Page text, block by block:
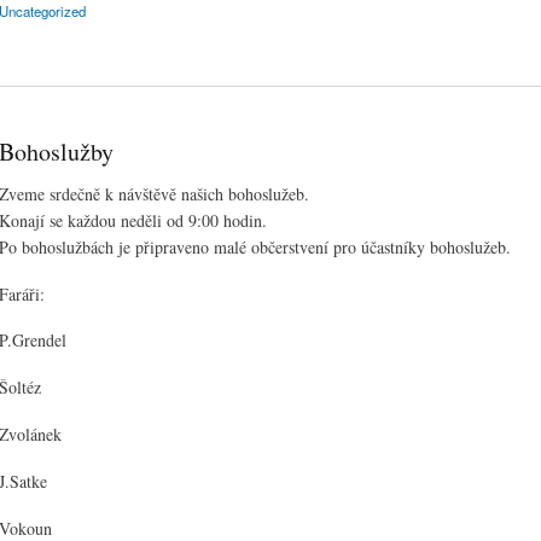
Uncategorized
Bohoslužby
Zveme srdečně k návštěvě našich bohoslužeb.
Konají se každou neděli od 9:00 hodin.
Po bohoslužbách je připraveno malé občerstvení pro účastníky bohoslužeb.
Faráři:
P.Grendel
Šoltéz
Zvolánek
J.Satke
Vokoun